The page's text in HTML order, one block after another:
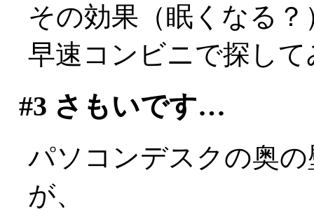
その効果（眠くなる
早速コンビニで探し
#3 さもいです…
パソコンデスクの奥
が、